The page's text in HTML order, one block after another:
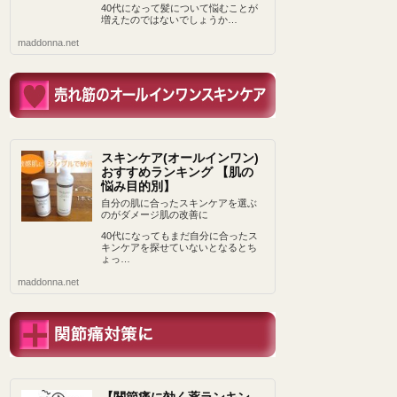
40代になって髪について悩むことが
増えたのではないでしょうか…
maddonna.net
スキンケア(オールインワン)
おすすめランキング 【肌の
悩み目的別】
自分の肌に合ったスキンケアを選ぶ
のがダメージ肌の改善に
40代になってもまだ自分に合ったス
キンケアを探せていないとなるとち
ょっ…
maddonna.net